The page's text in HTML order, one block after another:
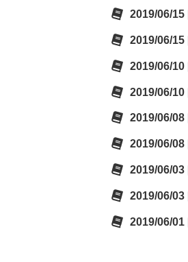
2019/06/15
2019/06/15
2019/06/10
2019/06/10
2019/06/08
2019/06/08
2019/06/03
2019/06/03
2019/06/01